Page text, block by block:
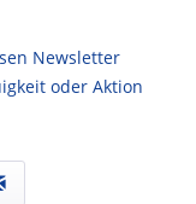
Newsletter
oder Aktion